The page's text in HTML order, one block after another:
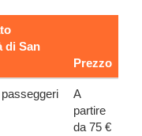
di San
Prezzo
A
partire
da 75 €